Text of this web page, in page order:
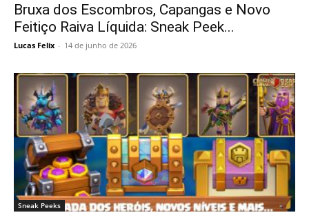
Bruxa dos Escombros, Capangas e Novo
Feitiço Raiva Líquida: Sneak Peek...
Lucas Felix - 14 de junho de 2026
Sneak Peeks